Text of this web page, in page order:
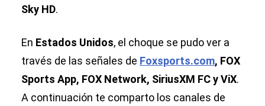
Sky HD.
En Estados Unidos, el choque se pudo ver a
través de las señales de Foxsports.com, FOX
Sports App, FOX Network, SiriusXM FC y ViX.
A continuación te comparto los canales de